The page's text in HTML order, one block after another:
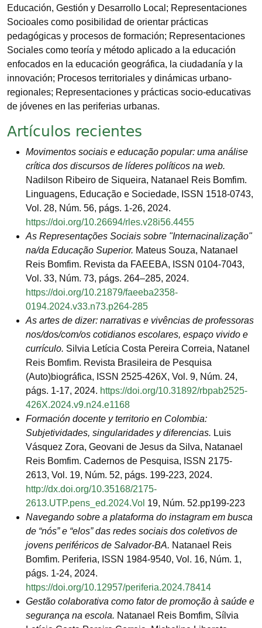
Educación, Gestión y Desarrollo Local; Representaciones
Socioales como posibilidad de orientar prácticas
pedagógicas y procesos de formación; Representaciones
Sociales como teoría y método aplicado a la educación
enfocados en la educación geográfica, la ciudadanía y la
innovación; Procesos territoriales y dinámicas urbano-
regionales; Representaciones y prácticas socio-educativas
de jóvenes en las periferias urbanas.
Artículos recientes
Movimentos sociais e educação popular: uma análise
crítica dos discursos de líderes políticos na web.
Nadilson Ribeiro de Siqueira, Natanael Reis Bomfim.
Linguagens, Educação e Sociedade, ISSN 1518-0743,
Vol. 28, Núm. 56, págs. 1-26, 2024.
https://doi.org/10.26694/rles.v28i56.4455
As Representações Sociais sobre "Internacinalização"
na/da Educação Superior. Mateus Souza, Natanael
Reis Bomfim. Revista da FAEEBA, ISSN 0104-7043,
Vol. 33, Núm. 73, págs. 264–285, 2024.
https://doi.org/10.21879/faeeba2358-
0194.2024.v33.n73.p264-285
As artes de dizer: narrativas e vivências de professoras
nos/dos/com/os cotidianos escolares, espaço vivido e
currículo. Silvia Letícia Costa Pereira Correia, Natanel
Reis Bomfim. Revista Brasileira de Pesquisa
(Auto)biográfica, ISSN 2525-426X, Vol. 9, Núm. 24,
págs. 1-17, 2024. https://doi.org/10.31892/rbpab2525-
426X.2024.v9.n24.e1168
Formación docente y territorio en Colombia:
Subjetividades, singularidades y diferencias. Luis
Vásquez Zora, Geovani de Jesus da Silva, Natanael
Reis Bomfim. Cadernos de Pesquisa, ISSN 2175-
2613, Vol. 19, Núm. 52, págs. 199-223, 2024.
http://dx.doi.org/10.35168/2175-
2613.UTP.pens_ed.2024.Vol 19, Núm. 52.pp199-223
Navegando sobre a plataforma do instagram em busca
de “nós” e “elos” das redes sociais dos coletivos de
jovens periféricos de Salvador-BA. Natanael Reis
Bomfim. Periferia, ISSN 1984-9540, Vol. 16, Núm. 1,
págs. 1-24, 2024.
https://doi.org/10.12957/periferia.2024.78414
Gestão colaborativa como fator de promoção à saúde e
segurança na escola. Natanael Reis Bomfim, Sílvia